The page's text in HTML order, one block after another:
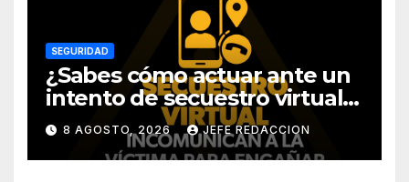
SEGURIDAD
¿Sabes cómo actuar ante un
intento de secuestro virtual?
La SSP te guía para evitarlo
8 AGOSTO, 2026 JEFE REDACCION